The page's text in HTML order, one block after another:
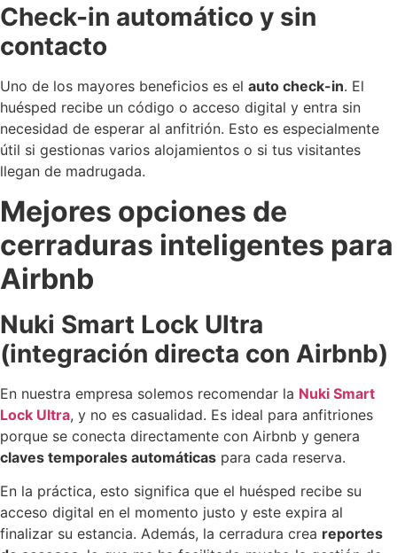
Check-in automático y sin
contacto
Uno de los mayores beneficios es el auto check-in. El
huésped recibe un código o acceso digital y entra sin
necesidad de esperar al anfitrión. Esto es especialmente
útil si gestionas varios alojamientos o si tus visitantes
llegan de madrugada.
Mejores opciones de
cerraduras inteligentes para
Airbnb
Nuki Smart Lock Ultra
(integración directa con Airbnb)
En nuestra empresa solemos recomendar la Nuki Smart
Lock Ultra, y no es casualidad. Es ideal para anfitriones
porque se conecta directamente con Airbnb y genera
claves temporales automáticas para cada reserva.
En la práctica, esto significa que el huésped recibe su
acceso digital en el momento justo y este expira al
finalizar su estancia. Además, la cerradura crea reportes